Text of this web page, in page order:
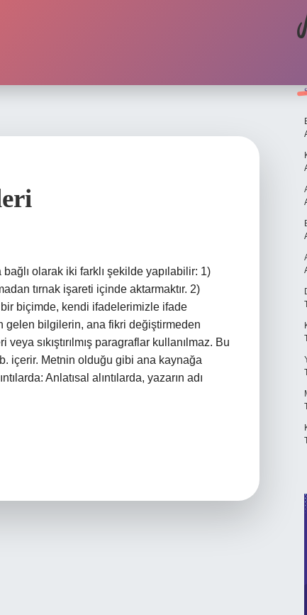
olarak iki farklı şekilde yapılabilir: 1)
tırnak işareti içinde aktarmaktır. 2)
bir biçimde, kendi ifadelerimizle ifade
gelen bilgilerin, ana fikri değiştirmeden
sıkıştırılmış paragraflar kullanılmaz. Bu
içerir. Metnin olduğu gibi ana kaynağa
Anlatısal alıntılarda, yazarın adı